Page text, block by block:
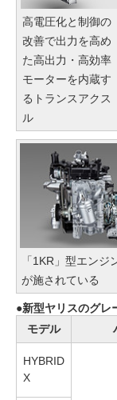
高電圧化と制御の
改善で出力を高め
た高出力・高効率
モーターを内蔵す
るトランスアクス
ル
「1KR」型エン
が施されている
新型ヤリスのグレ
モデル
HYBRID
X